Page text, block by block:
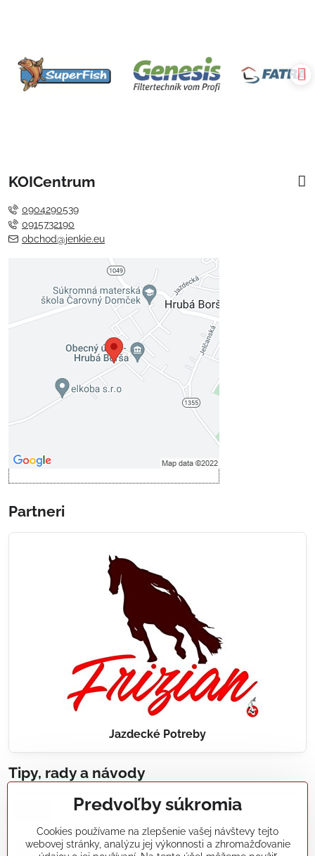
KOICentrum
0904290539
0915732190
obchod@jenkie.eu
Externý obsah je blokovaný
Voľbami súkromia
Prajete si načítať externý obsah?
Povoliť tentokrát
Povoliť a zapamätať - súhlas s
Partneri
Jazdecké Potreby
Tipy, rady a návody
Realizácie záhradných jazierok, bazénov, fontán,
Články a blogy
Predvoľby súkromia
Cookies používame na zlepšenie vašej návštevy tejto
webovej stránky, analýzu jej výkonnosti a zhromažďovanie